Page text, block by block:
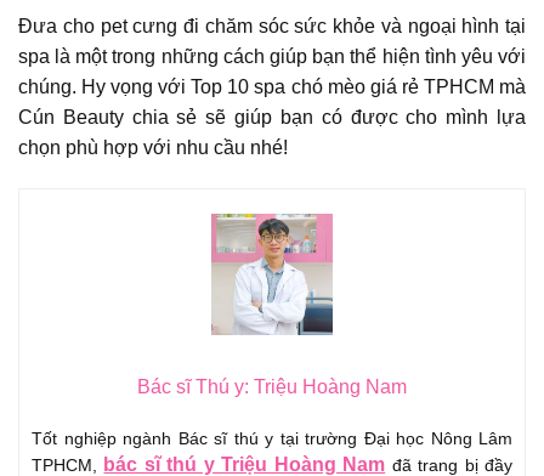
Đưa cho pet cưng đi chăm sóc sức khỏe và ngoại hình tại
spa là một trong những cách giúp bạn thể hiện tình yêu với
chúng. Hy vọng với Top 10 spa chó mèo giá rẻ TPHCM mà
Cún Beauty chia sẻ sẽ giúp bạn có được cho mình lựa
chọn phù hợp với nhu cầu nhé!
Bác sĩ Thú y: Triệu Hoàng Nam
Tốt nghiệp ngành Bác sĩ thú y tại trường Đại học Nông Lâm
TPHCM,
bác sĩ thú y Triệu Hoàng Nam đã trang bị đầy